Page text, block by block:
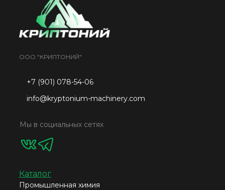
+7 (901) 078-54-06
info@kryptonium-machinery.com
Каталог
Промышленная химия
Мы в социальных сетях
ООО "КРИПТОНИЙ"